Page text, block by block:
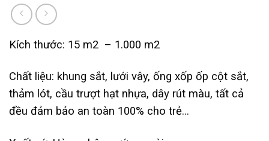
Kích thước: 15 m2 – 1.000 m2
Chất liệu: khung sắt, lưới vây, ống xốp ốp cột sắt,
thảm lót, cầu trượt hạt nhựa, dây rút màu, tất cả
đều đảm bảo an toàn 100% cho trẻ…